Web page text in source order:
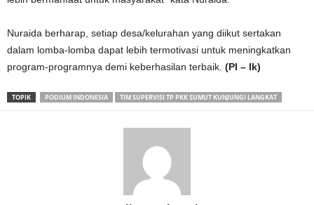
Nuraida berharap, setiap desa/kelurahan yang diikut sertakan
dalam lomba-lomba dapat lebih termotivasi untuk meningkatkan
program-programnya demi keberhasilan terbaik. (PI – lk)
TOPIK PODIUM INDONESIA TIM SUPERVISI TP PKK SUMUT KUNJUNGI LANGKAT